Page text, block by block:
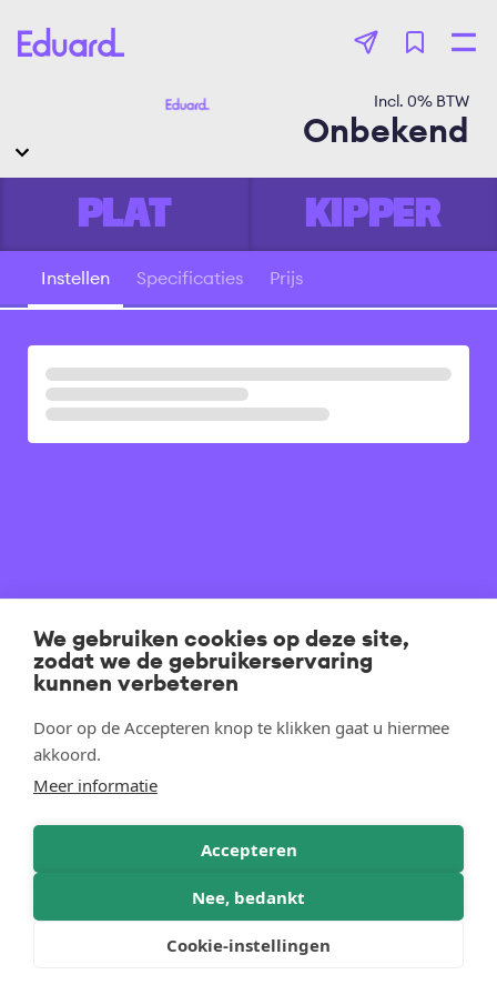
We gebruiken cookies op deze site,
zodat we de gebruikerservaring
kunnen verbeteren
Door op de Accepteren knop te klikken gaat u hiermee
akkoord.
Meer informatie
Accepteren
Nee, bedankt
Cookie-instellingen
en
gaan
PLAT KIPPER
Instellen Specificaties Prijs
Incl.0% BTW
Onbekend